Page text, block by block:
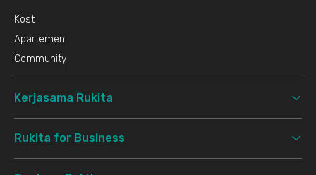
Kost
Apartemen
Community
Kerjasama Rukita
Rukita for Business